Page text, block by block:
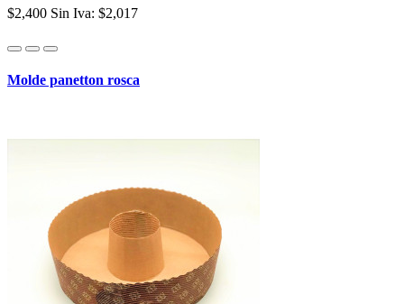
$2,400 Sin Iva: $2,017
Molde panetton rosca